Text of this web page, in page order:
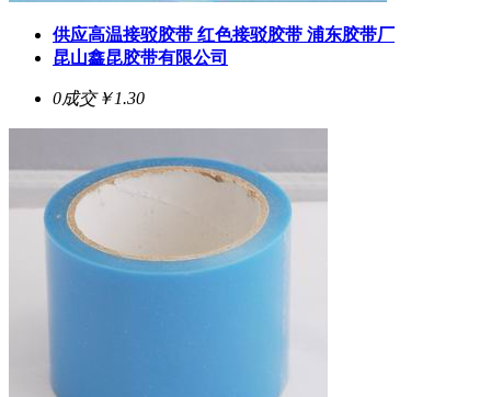
供应高温接驳胶带 红色接驳胶带 浦东胶带厂
昆山鑫昆胶带有限公司
0成交￥1.30